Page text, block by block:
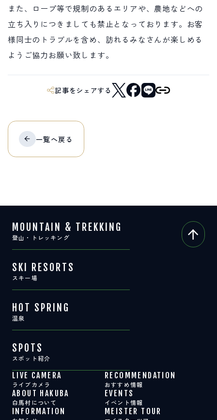
また、ロープ等で規制のあるエリアや、農地などへの
立ち入りにつきましても禁止となっております。お客
様同士のトラブルを含め、訪れるみなさんが楽しめる
ようご協力お願い致します。
記事をシェアする
一覧へ戻る
MOUNTAIN & TREKKING
登山・トレッキング
SKI RESORTS
スキー場
HOT SPRING
温泉
SPOTS
スポット紹介
LIVE CAMERA
ライブカメラ
RECOMMENDATION
おすすめ情報
ABOUT HAKUBA
白馬村について
EVENTS
イベント情報
INFORMATION MEISTER TOUR